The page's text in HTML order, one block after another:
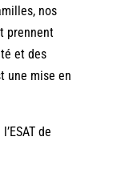
nos
prennent
et des
une mise en
de